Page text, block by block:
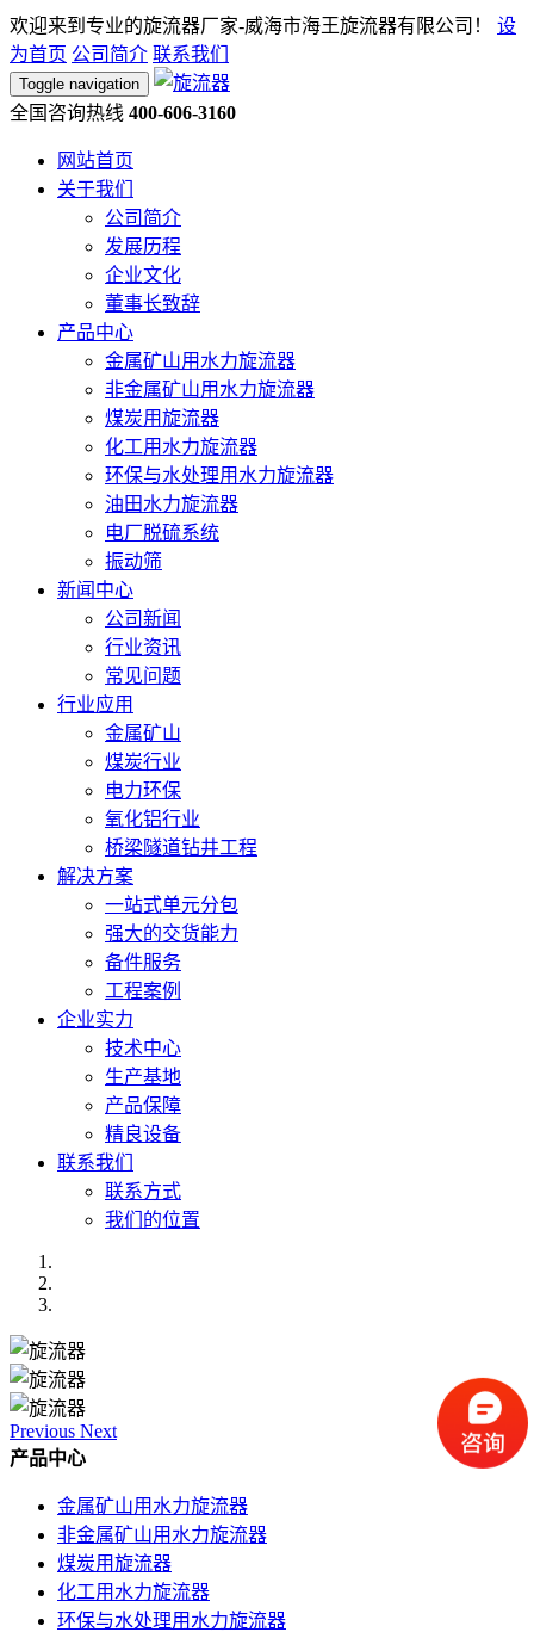
欢迎来到专业的旋流器厂家-威海市海王旋流器有限公司！
设
为首页 公司简介 联系我们
Toggle navigation
全国咨询热线 400-606-3160
网站首页
关于我们
公司简介
发展历程
企业文化
董事长致辞
产品中心
金属矿山用水力旋流器
非金属矿山用水力旋流器
煤炭用旋流器
化工用水力旋流器
环保与水处理用水力旋流器
油田水力旋流器
电厂脱硫系统
振动筛
新闻中心
公司新闻
行业资讯
常见问题
行业应用
金属矿山
煤炭行业
电力环保
氧化铝行业
桥梁隧道钻井工程
解决方案
一站式单元分包
强大的交货能力
备件服务
工程案例
企业实力
技术中心
生产基地
产品保障
精良设备
联系我们
联系方式
我们的位置
Previous Next
产品中心
金属矿山用水力旋流器
非金属矿山用水力旋流器
煤炭用旋流器
化工用水力旋流器
环保与水处理用水力旋流器